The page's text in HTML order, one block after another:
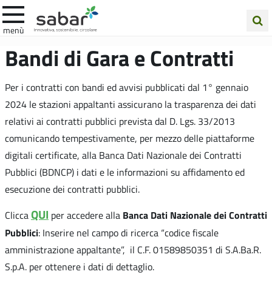
menù
nelBandi di Gara e Contratti
Per i contratti con bandi ed avvisi pubblicati dal 1° gennaio
2024 le stazioni appaltanti assicurano la trasparenza dei dati
relativi ai contratti pubblici prevista dal D. Lgs. 33/2013
comunicando tempestivamente, per mezzo delle piattaforme
digitali certificate, alla Banca Dati Nazionale dei Contratti
Pubblici (BDNCP) i dati e le informazioni su affidamento ed
esecuzione dei contratti pubblici.
CliccaQUI per accedere alla Banca Dati Nazionale dei Contratti
Pubblici: Inserire nel campo di ricerca “codice fiscale
amministrazione appaltante”, il C.F. 01589850351 di S.A.Ba.R.
S.p.A. per ottenere i dati di dettaglio.